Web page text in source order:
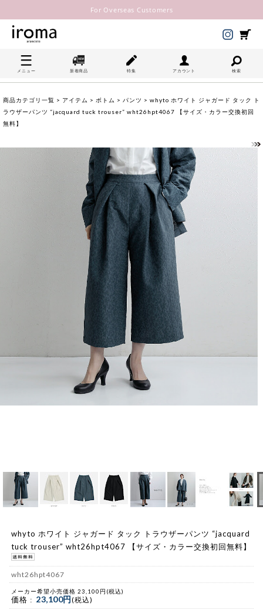
For Overseas Customers
メニュー 新着商品 特集 アカウント 検索
商品カテゴリ一覧 > アイテム > ボトム > パンツ > whyto ホワイト ジャガード タック ト
ラウザーパンツ “jacquard tuck trouser” wht26hpt4067 【サイズ・カラー交換初回
無料】
whyto ホワイト ジャガード タック トラウザーパンツ “jacquard
tuck trouser” wht26hpt4067 【サイズ・カラー交換初回無料】
wht26hpt4067
メーカー希望小売価格 23,100円(税込)
価格 : 23,100円(税込)